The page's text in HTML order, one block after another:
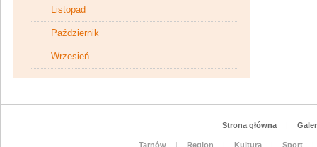
Listopad
Październik
Wrzesień
Strona główna |
Tarnów | Region | Kultura | Sport
|